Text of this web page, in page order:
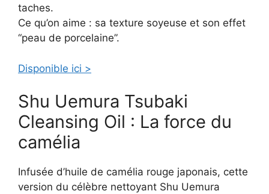
taches.
Ce qu’on aime : sa texture soyeuse et son effet
“peau de porcelaine”.
Disponible ici >
Shu Uemura Tsubaki
Cleansing Oil : La force du
camélia
Infusée d’huile de camélia rouge japonais, cette
version du célèbre nettoyant Shu Uemura